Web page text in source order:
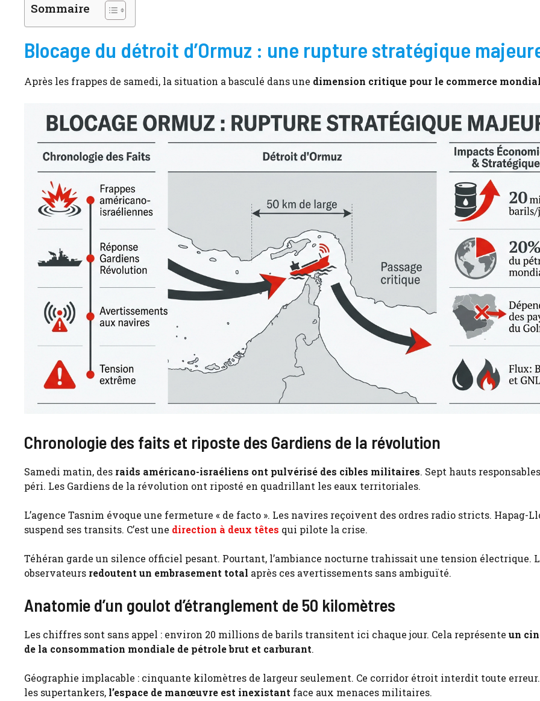
Sommaire
Blocage du détroit d’Ormuz : une rupture stratégique
Après les frappes de samedi, la situation a basculé dans une dimension critique pour le commerce mondial
Chronologie des faits et riposte des Gardiens de la révolution
Samedi matin, des raids américano-israéliens ont pulvérisé des cibles militaires. Sept hauts
péri. Les Gardiens de la révolution ont riposté en quadrillant les eaux territoriales.
L’agence Tasnim évoque une fermeture « de facto ». Les navires reçoivent des ordres radio stricts. Hapag-
suspend ses transits. C’est une direction à deux têtes qui pilote la crise.
Téhéran garde un silence officiel pesant. Pourtant, l’ambiance nocturne trahissait une tension électrique.
observateurs redoutent un embrasement total après ces avertissements sans ambiguïté.
Anatomie d’un goulot d’étranglement de 50 kilomètres
Les chiffres sont sans appel : environ 20 millions de barils transitent ici chaque jour. Cela représente un
de la consommation mondiale de pétrole brut et carburant.
Géographie implacable : cinquante kilomètres de largeur seulement. Ce corridor étroit interdit toute
les supertankers, l’espace de manœuvre est inexistant face aux menaces militaires.